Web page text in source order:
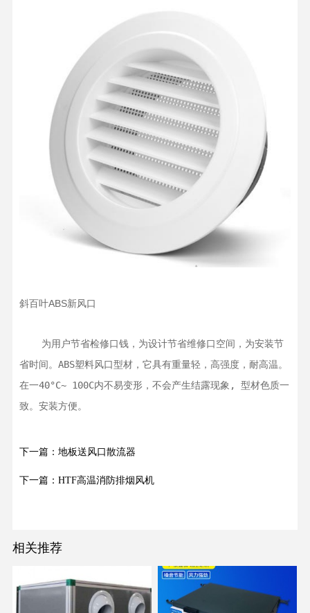
斜百叶ABS新风口
省时间。ABS塑料风口型材，它具有重量轻，高强度，耐高温。
在一40°C~ 100C内不易变形，不会产生结露现象, 型材色质一
致。安装方便。
下一篇：地板送风口散流器
下一篇：HTF高温消防排烟风机
相关推荐